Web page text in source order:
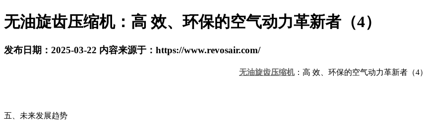
无油旋齿压缩机：高 效、环保的空气动力革新者（4）
发布日期：2025-03-22 内容来源于：https://www.revosair.com/
无油旋齿压缩机：高 效、环保的空气动力革新者（4）
五、未来发展趋势